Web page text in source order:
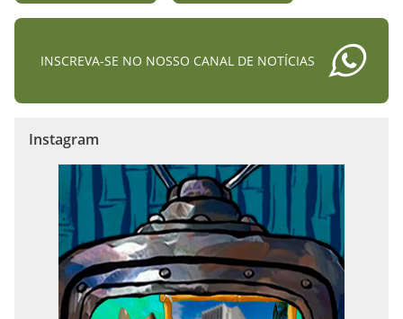
INSCREVA-SE NO NOSSO CANAL DE NOTÍCIAS
Instagram